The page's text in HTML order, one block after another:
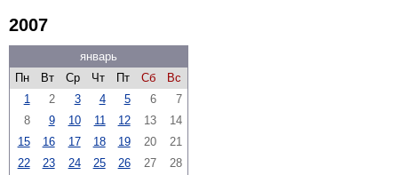
2007
январь
Пн
Вт Ср Чт Пт Сб
Вс
1
2 3 4 5 6
7
8
9 10 11 12 13
14
15
16 17 18 19 20
21
22
23 24 25 26 27
28